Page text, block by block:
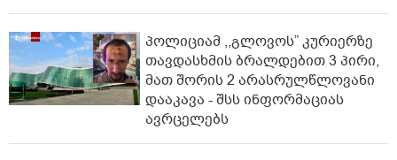
პოლიციამ ,,გლოვოს” კურიერზე
თავდასხმის ბრალდებით 3 პირი,
მათ შორის 2 არასრულწლოვანი
დააკავა - შსს ინფორმაციას
ავრცელებს